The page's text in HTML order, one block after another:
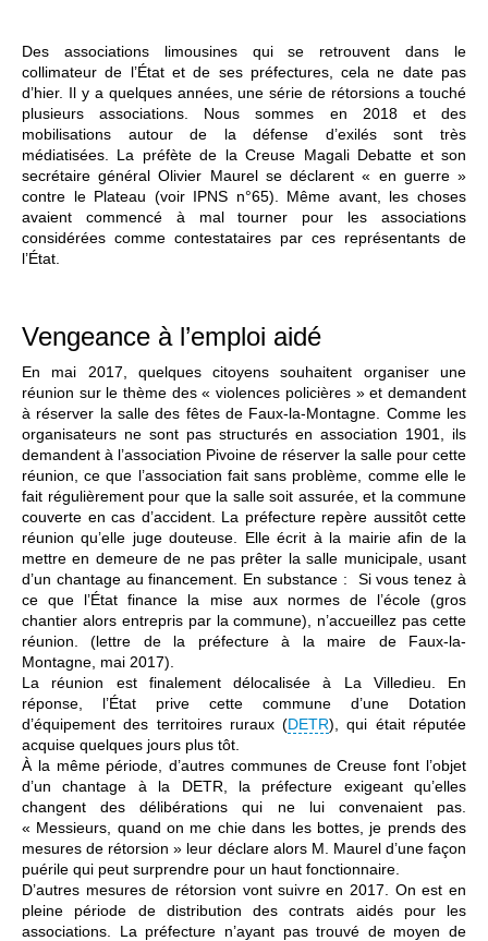
Des associations limousines qui se retrouvent dans le
collimateur de l’État et de ses préfectures, cela ne date pas
d’hier. Il y a quelques années, une série de rétorsions a touché
plusieurs associations. Nous sommes en 2018 et des
mobilisations autour de la défense d’exilés sont très
médiatisées. La préfète de la Creuse Magali Debatte et son
secrétaire général Olivier Maurel se déclarent « en guerre »
contre le Plateau (voir IPNS n°65). Même avant, les choses
avaient commencé à mal tourner pour les associations
considérées comme contestataires par ces représentants de
l’État.
Vengeance à l’emploi aidé
En mai 2017, quelques citoyens souhaitent organiser une
réunion sur le thème des « violences policières » et demandent
à réserver la salle des fêtes de Faux-la-Montagne. Comme les
organisateurs ne sont pas structurés en association 1901, ils
demandent à l’association Pivoine de réserver la salle pour cette
réunion, ce que l’association fait sans problème, comme elle le
fait régulièrement pour que la salle soit assurée, et la commune
couverte en cas d’accident. La préfecture repère aussitôt cette
réunion qu’elle juge douteuse. Elle écrit à la mairie afin de la
mettre en demeure de ne pas prêter la salle municipale, usant
d’un chantage au financement. En substance : Si vous tenez à
ce que l’État finance la mise aux normes de l’école (gros
chantier alors entrepris par la commune), n’accueillez pas cette
réunion. (lettre de la préfecture à la maire de Faux-la-
Montagne, mai 2017).
La réunion est finalement délocalisée à La Villedieu. En
réponse, l’État prive cette commune d’une Dotation
d’équipement des territoires ruraux (DETR), qui était réputée
acquise quelques jours plus tôt.
À la même période, d’autres communes de Creuse font l’objet
d’un chantage à la DETR, la préfecture exigeant qu’elles
changent des délibérations qui ne lui convenaient pas.
« Messieurs, quand on me chie dans les bottes, je prends des
mesures de rétorsion » leur déclare alors M. Maurel d’une façon
puérile qui peut surprendre pour un haut fonctionnaire.
D’autres mesures de rétorsion vont suivre en 2017. On est en
pleine période de distribution des contrats aidés pour les
associations. La préfecture n’ayant pas trouvé de moyen de